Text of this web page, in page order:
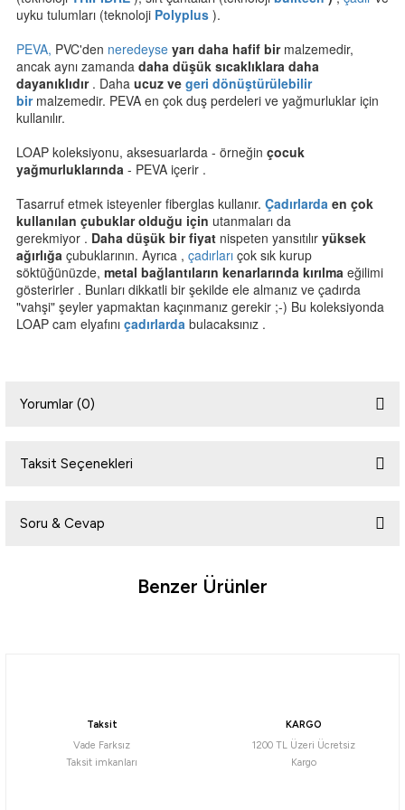
uyku tulumları (teknoloji Polyplus ).
PEVA, PVC'den neredeyse yarı daha hafif birmalzemedir,
ancak aynı zamanda daha düşük sıcaklıklara daha
dayanıklıdır. Daha ucuz ve geri dönüştürülebilir
birmalzemedir. PEVA en çok duş perdeleri ve yağmurluklar için
kullanılır.
LOAP koleksiyonu, aksesuarlarda - örneğin çocuk
yağmurluklarında - PEVA içerir .
Tasarruf etmek isteyenler fiberglas kullanır. Çadırlarda en çok
kullanılan çubuklar olduğu için utanmaları da
gerekmiyor . Daha düşük bir fiyat nispeten yansıtılır yüksek
ağırlığa çubuklarının. Ayrıca , çadırları çok sık kurup
söktüğünüzde, metal bağlantıların kenarlarında kırılma eğilimi
gösterirler . Bunları dikkatli bir şekilde ele almanız ve çadırda
"vahşi" şeyler yapmaktan kaçınmanız gerekir ;-) Bu koleksiyonda
LOAP cam elyafını çadırlarda bulacaksınız .
Yorumlar (0)
Taksit Seçenekleri
Soru & Cevap
Ürün hakkında henüz soru sorulmamış.
Benzer Ürünler
Taksit
Vade Farksız
Taksit imkanları
KARGO
1200 TL Üzeri Ücretsiz
Kargo